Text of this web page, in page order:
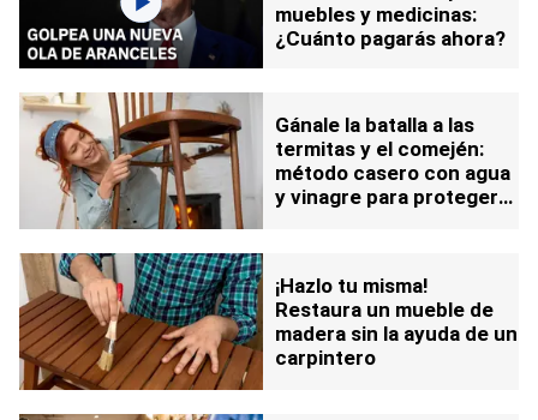
muebles y medicinas:
¿Cuánto pagarás ahora?
Gánale la batalla a las
termitas y el comején:
método casero con agua
y vinagre para proteger
¡Hazlo tu misma!
Restaura un mueble de
madera sin la ayuda de un
carpintero